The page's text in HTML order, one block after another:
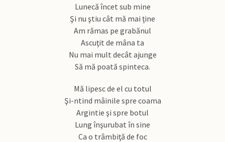
Lunecă încet sub mine
Şi nu ştiu cât mă mai ţine
Am rămas pe grabănul
Ascuţit de mâna ta
Nu mai mult decât ajunge
Să mă poată spinteca.
Mă lipesc de el cu totul
Şi-ntind mâinile spre coama
Argintie şi spre botul
Lung înşurubat în sine
Ca o trâmbiţă de foc